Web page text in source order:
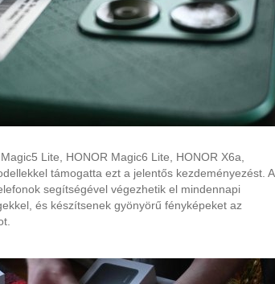
Lite, HONOR Magic6 Lite, HONOR X6a,
támogatta ezt a jelentős kezdeményezést. A
segítségével végezhetik el mindennapi
és készítsenek gyönyörű fényképeket az